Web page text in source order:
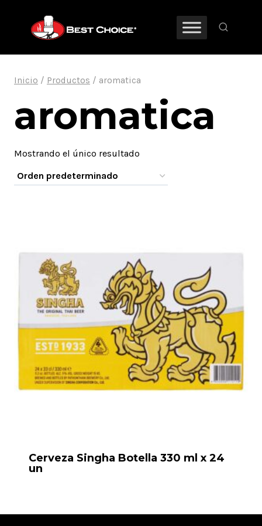
contenido
Inicio / Productos / aromatica
aromatica
Mostrando el único resultado
Cerveza Singha Botella 330 ml x 24
un